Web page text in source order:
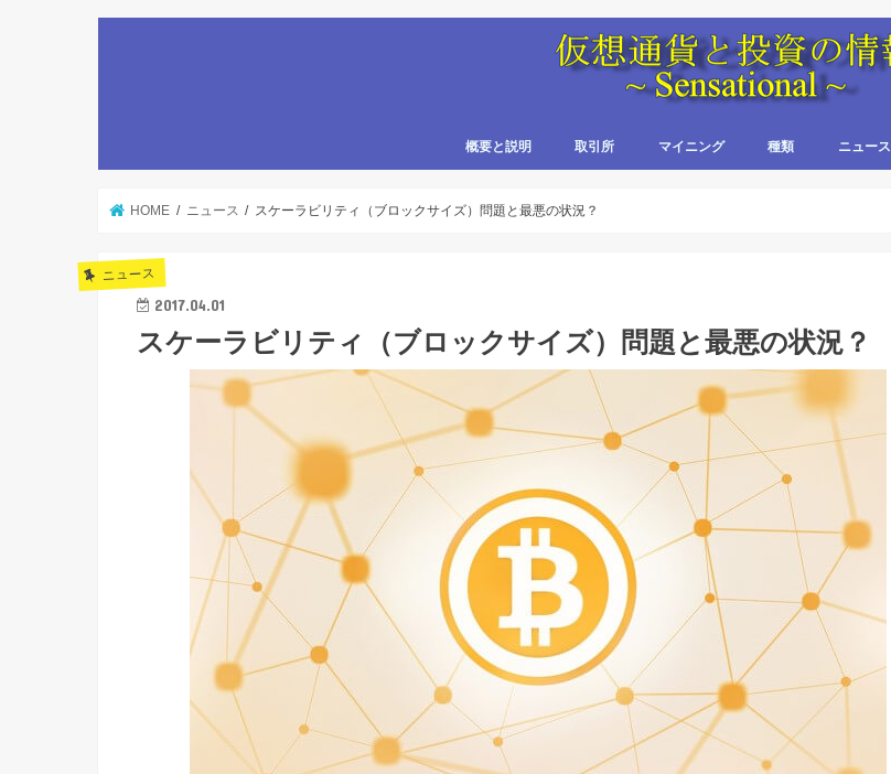
概要と説明 取引所 マイニング 種類 ニュース
HOME ニュース スケーラビリティ（ブロックサイズ）問題と最悪の状況？
ニュース
2017.04.01
スケーラビリティ（ブロックサイズ）問題と最悪の状況？